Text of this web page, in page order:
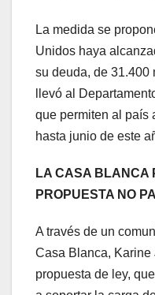
La medida se
Unidos haya
su deuda, de 31.400
llevó al
que permiten al país
hasta junio de este
LA CASA BLANCA
PROPUESTA NO
A través de un
Casa Blanca, Karine
propuesta de ley,